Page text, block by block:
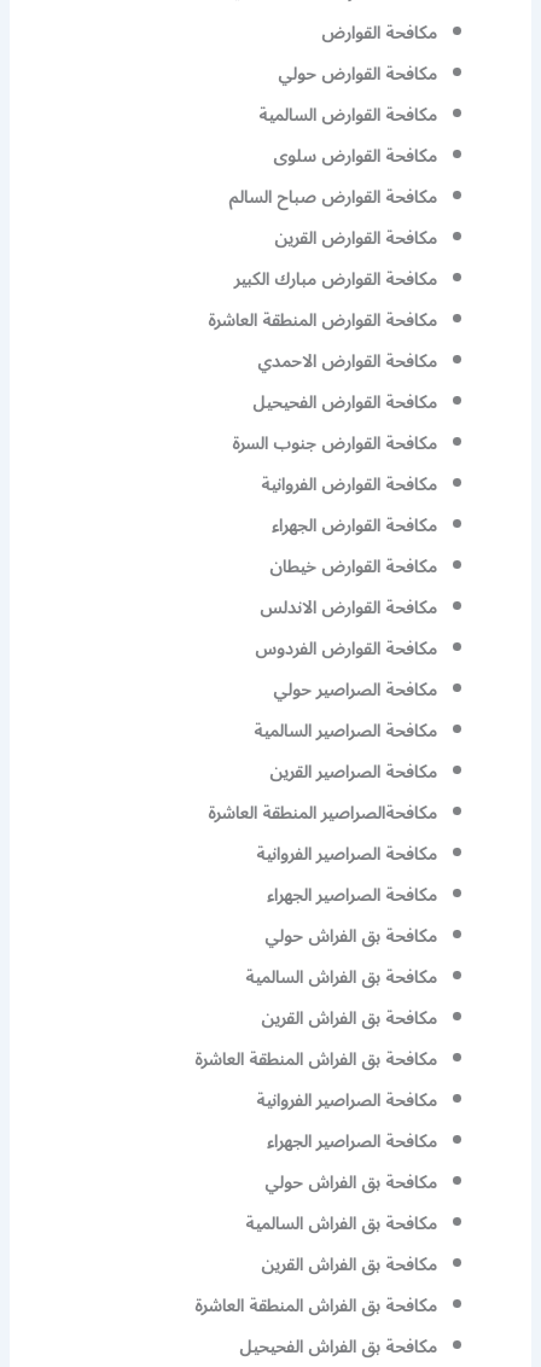
مكافحة القوارض
مكافحة القوارض حولي
مكافحة القوارض السالمية
مكافحة القوارض سلوى
مكافحة القوارض صباح السالم
مكافحة القوارض القرين
مكافحة القوارض مبارك الكبير
مكافحة القوارض المنطقة العاشرة
مكافحة القوارض الاحمدي
مكافحة القوارض الفحيحيل
مكافحة القوارض جنوب السرة
مكافحة القوارض الفروانية
مكافحة القوارض الجهراء
مكافحة القوارض خيطان
مكافحة القوارض الاندلس
مكافحة القوارض الفردوس
مكافحة الصراصير حولي
مكافحة الصراصير السالمية
مكافحة الصراصير القرين
مكافحةالصراصير المنطقة العاشرة
مكافحة الصراصير الفروانية
مكافحة الصراصير الجهراء
مكافحة بق الفراش حولي
مكافحة بق الفراش السالمية
مكافحة بق الفراش القرين
مكافحة بق الفراش المنطقة العاشرة
مكافحة الصراصير الفروانية
مكافحة الصراصير الجهراء
مكافحة بق الفراش حولي
مكافحة بق الفراش السالمية
مكافحة بق الفراش القرين
مكافحة بق الفراش المنطقة العاشرة
مكافحة بق الفراش الفحيحيل